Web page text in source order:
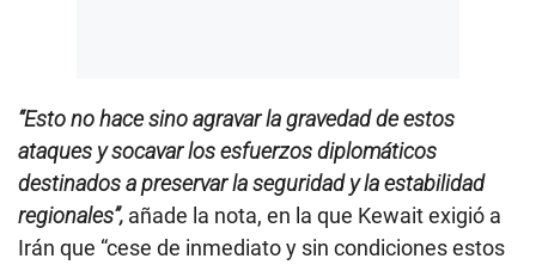
“Esto no hace sino agravar la gravedad de estos
ataques y socavar los esfuerzos diplomáticos
destinados a preservar la seguridad y la estabilidad
regionales”, añade la nota, en la que Kewait exigió a
Irán que “cese de inmediato y sin condiciones estos